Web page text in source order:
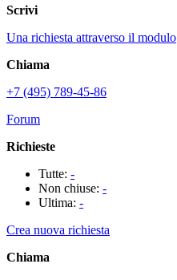
Scrivi
Una richiesta attraverso il modulo
Chiama
+7 (495) 789-45-86
Forum
Richieste
Tutte: -
Non chiuse: -
Ultima: -
Crea nuova richiesta
Chiama